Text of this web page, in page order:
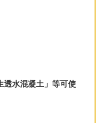
透水混凝土」等可使